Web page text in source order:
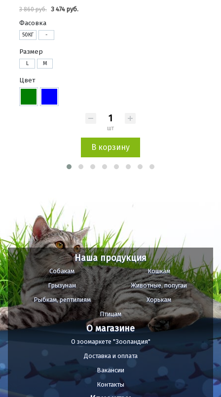
3 860 руб. 3 474 руб.
Фасовка
50КГ -
Размер
L M
Цвет
шт
В корзину
Наша продукция
Собакам
Кошкам
Грызунам
Животные, попугаи
Рыбкам, рептилиям
Хорькам
Птицам
О магазине
О зоомаркете "Зооландия"
Доставка и оплата
Вакансии
Контакты